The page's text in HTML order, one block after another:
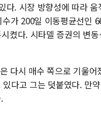
다. 시장 방향성에 따라 움
가 200일 이동평균선인
켰다. 시타델 증권의 변
다시 매수 쪽으로 기울어
다고 그는 덧붙였다. 만